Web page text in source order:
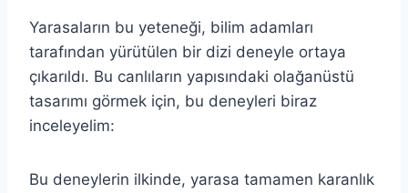
Yarasaların bu yeteneği, bilim adamları
tarafından yürütülen bir dizi deneyle ortaya
çıkarıldı. Bu canlıların yapısındaki olağanüstü
tasarımı görmek için, bu deneyleri biraz
inceleyelim:
Bu deneylerin ilkinde, yarasa tamamen karanlık